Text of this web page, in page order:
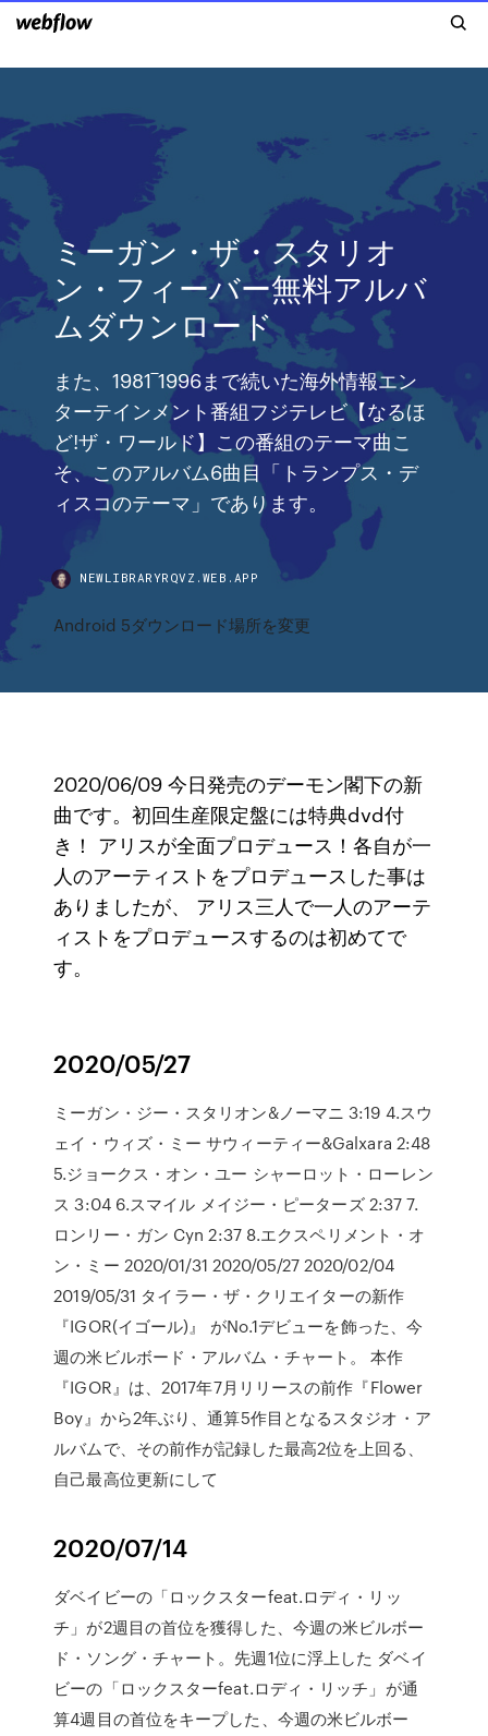
ミーガン・ザ・スタリオ
ン・フィーバー無料アルバ
ムダウンロード
また、1981‾1996まで続いた海外情報エン
ターテインメント番組フジテレビ【なるほ
ど!ザ・ワールド】この番組のテーマ曲こ
そ、このアルバム6曲目「トランプス・デ
ィスコのテーマ」であります。
NEWLIBRARYRQVZ.WEB.APP
Android 5ダウンロード場所を変更
2020/06/09 今日発売のデーモン閣下の新
曲です。初回生産限定盤には特典dvd付
き！ アリスが全面プロデュース！各自が一
人のアーティストをプロデュースした事は
ありましたが、 アリス三人で一人のアーテ
ィストをプロデュースするのは初めてで
す。
2020/05/27
ミーガン・ジー・スタリオン&ノーマニ 3:19 4.スウ
ェイ・ウィズ・ミー サウィーティー&Galxara 2:48
5.ジョークス・オン・ユー シャーロット・ローレン
ス 3:04 6.スマイル メイジー・ピーターズ 2:37 7.
ロンリー・ガン Cyn 2:37 8.エクスペリメント・オ
ン・ミー 2020/01/31 2020/05/27 2020/02/04
2019/05/31 タイラー・ザ・クリエイターの新作
『IGOR(イゴール)』 がNo.1デビューを飾った、今
週の米ビルボード・アルバム・チャート。 本作
『IGOR』は、2017年7月リリースの前作『Flower
Boy』から2年ぶり、通算5作目となるスタジオ・ア
ルバムで、その前作が記録した最高2位を上回る、
自己最高位更新にして
2020/07/14
ダベイビーの「ロックスターfeat.ロディ・リッ
チ」が2週目の首位を獲得した、今週の米ビルボー
ド・ソング・チャート。先週1位に浮上した ダベイ
ビーの「ロックスターfeat.ロディ・リッチ」が通
算4週目の首位をキープした、今週の米ビルボー